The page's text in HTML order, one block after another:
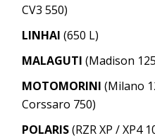
CV3 550)
LINHAI (650 L)
MALAGUTI (Madison
MOTOMORINI (Milano
Corssaro 750)
POLARIS(RZR XP / XP4